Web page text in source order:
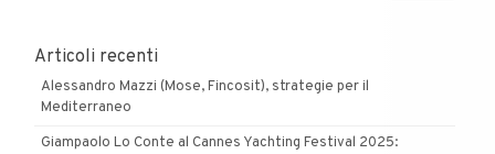
Articoli recenti
Alessandro Mazzi (Mose, Fincosit), strategie per il
Mediterraneo
Giampaolo Lo Conte al Cannes Yachting Festival 2025: